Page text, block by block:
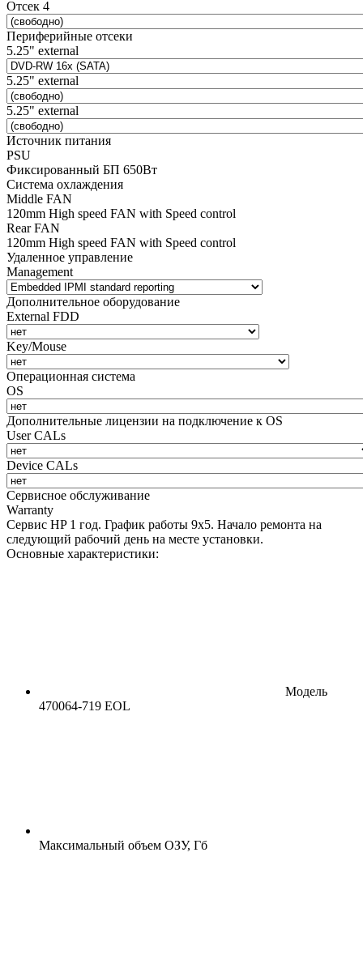
Отсек 4
Периферийные отсеки
5.25" external
5.25" external
5.25" external
Источник питания
PSU
Фиксированный БП 650Вт
Система охлаждения
Middle FAN
120mm High speed FAN with Speed control
Rear FAN
120mm High speed FAN with Speed control
Удаленное управление
Management
Дополнительное оборудование
External FDD
Key/Mouse
Операционная система
OS
Дополнительные лицензии на подключение к OS
User CALs
Device CALs
Сервисное обслуживание
Warranty
Сервис HP 1 год. График работы 9х5. Начало ремонта на
следующий рабочий день на месте установки.
Основные характеристики:
Модель
470064-719 EOL
Максимальный объем ОЗУ, Гб